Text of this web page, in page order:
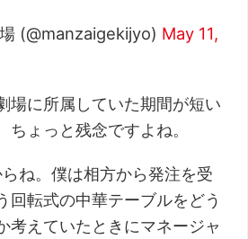
(@manzaigekijyo) May 11,
場に所属していた期間が短い
ちょっと残念ですよね。
ね。僕は相方から発注を受
回転式の中華テーブルをどう
考えていたときにマネージャ